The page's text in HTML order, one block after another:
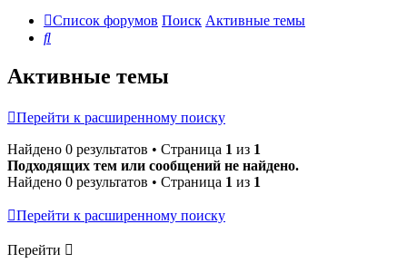
Список форумов Поиск Активные темы
Поиск
Активные темы
Перейти к расширенному поиску
Найдено 0 результатов • Страница 1 из 1
Подходящих тем или сообщений не найдено.
Найдено 0 результатов • Страница 1 из 1
Перейти к расширенному поиску
Перейти